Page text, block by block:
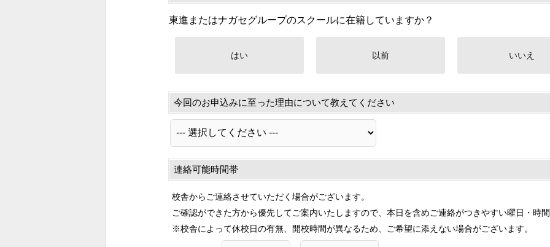
東進またはナガセグループのスクールに在籍していますか？
はい 以前 いいえ
今回のお申込みに至った理由について教えてください
連絡可能時間帯
校舎からご連絡させていただく場合がございます。
ご確認ができた方から優先してご案内いたしますので、本日を含めご連絡がつきやすい曜日・時
※校舎によって休校日の有無、開校時間が異なるため、ご希望に添えない場合がございます。